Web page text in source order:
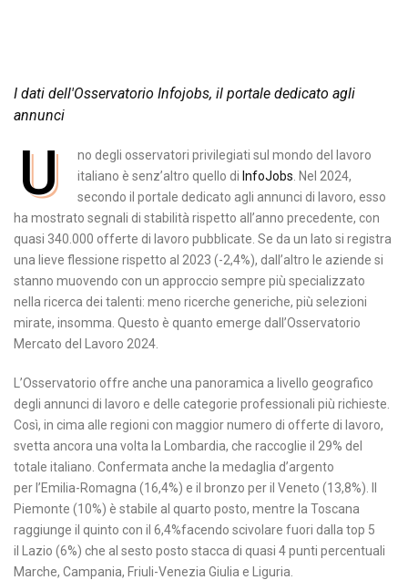
I dati dell'Osservatorio Infojobs, il portale dedicato agli
annunci
U
no degli osservatori privilegiati sul mondo del lavoro
italiano è senz’altro quello di InfoJobs . Nel 2024,
secondo il portale dedicato agli annunci di lavoro, esso
ha mostrato segnali di stabilità rispetto all’anno precedente, con
quasi 340.000 offerte di lavoro pubblicate. Se da un lato si registra
una lieve flessione rispetto al 2023 (-2,4%), dall’altro le aziende si
stanno muovendo con un approccio sempre più specializzato
nella ricerca dei talenti: meno ricerche generiche, più selezioni
mirate, insomma. Questo è quanto emerge dall’Osservatorio
Mercato del Lavoro 2024.
L’Osservatorio offre anche una panoramica a livello geografico
degli annunci di lavoro e delle categorie professionali più richieste.
Così, in cima alle regioni con maggior numero di offerte di lavoro,
svetta ancora una volta la Lombardia, che raccoglie il 29% del
totale italiano. Confermata anche la medaglia d’argento
per l’Emilia-Romagna (16,4%) e il bronzo per il Veneto (13,8%). Il
Piemonte (10%) è stabile al quarto posto, mentre la Toscana
raggiunge il quinto con il 6,4%facendo scivolare fuori dalla top 5
il Lazio (6%) che al sesto posto stacca di quasi 4 punti percentuali
Marche, Campania, Friuli-Venezia Giulia e Liguria.